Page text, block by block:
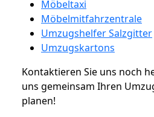
Möbeltaxi
Möbelmitfahrzentrale
Umzugshelfer Salzgitter
Umzugskartons
Kontaktieren Sie uns noch
uns gemeinsam Ihren
planen!